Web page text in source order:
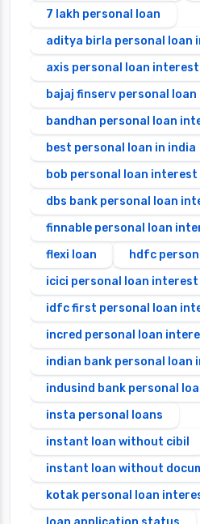
7 lakh personal loan
aditya birla personal loan
axis personal loan
bajaj finserv personal
bandhan personal loan
best personal loan in india
bob personal loan
dbs bank personal loan
finnable personal loan
flexi loan
hdfc
icici personal loan
idfc first personal loan
incred personal loan
indian bank personal
indusind bank personal
insta personal loans
instant loan without cibil
instant loan without
kotak personal loan